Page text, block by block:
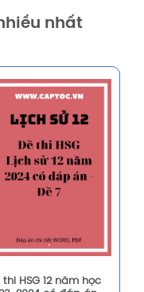
nhất
thi HSG 12 năm học